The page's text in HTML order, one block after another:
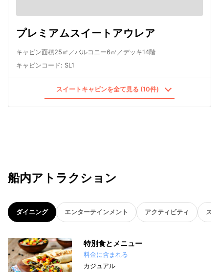
プレミアムスイートアウレア
キャビン面積25㎡／バルコニー6㎡／デッキ14階
キャビンコード: SL1
スイートキャビンを全て見る (10件)
船内アトラクション
ダイニング エンターテインメント アクティビティ ス
特別食とメニュー
料金に含まれる
カジュアル